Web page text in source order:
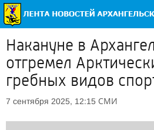
Накануне в
отгремел
гребных видов
7 сентября 2025, 12:15 СМИ